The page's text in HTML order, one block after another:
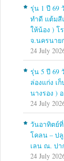
รุ่น 1 ปี 69
ทำดี แต้มสี
ให้น้อง ) โ
จ.นครนาย
24 July
รุ่น 5 ปี 69
ล่องแก่ง เ
นางรอง )
24 July
วันอาทิตย์ที่
โคลน – ป
เลน ณ. ปา
24 July